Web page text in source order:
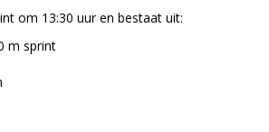
om 13:30 uur en bestaat uit:
m sprint